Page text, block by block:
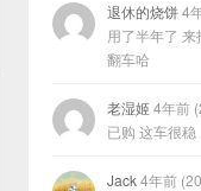
退休的烧饼4
用了半年了
翻车哈
老湿姬4年前
已购 这车很稳
Jack4年前